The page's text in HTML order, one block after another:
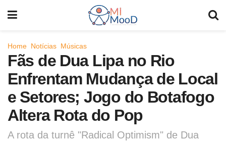
Home Notícias Músicas
Fãs de Dua Lipa no Rio
Enfrentam Mudança de Local
e Setores; Jogo do Botafogo
Altera Rota do Pop
A rota da turnê "Radical Optimism" de Dua